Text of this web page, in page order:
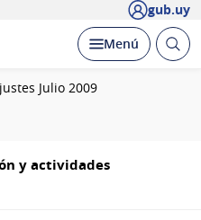
gub.uy
Desplegar
Menú Abrir
Julio 2009
y actividades